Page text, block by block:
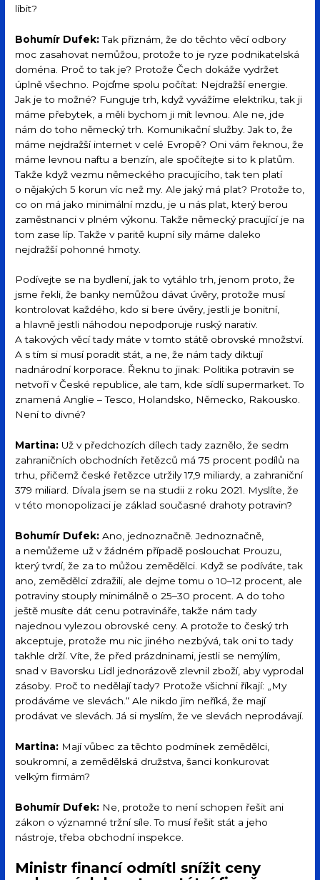
líbit?
Bohumír Dufek:Tak přiznám, že do těchto věcí odbory
moc zasahovat nemůžou, protože to je ryze podnikatelská
doména. Proč to tak je? Protože Čech dokáže vydržet
úplně všechno. Pojďme spolu počítat: Nejdražší energie.
Jak je to možné? Funguje trh, když vyvážíme elektriku, tak ji
máme přebytek, a měli bychom ji mít levnou. Ale ne, jde
nám do toho německý trh. Komunikační služby. Jak to, že
máme nejdražší internet v celé Evropě? Oni vám řeknou, že
máme levnou naftu a benzín, ale spočítejte si to k platům.
Takže když vezmu německého pracujícího, tak ten platí
o nějakých 5 korun víc než my. Ale jaký má plat? Protože to,
co on má jako minimální mzdu, je u nás plat, který berou
zaměstnanci v plném výkonu. Takže německý pracující je na
tom zase líp. Takže v paritě kupní síly máme daleko
nejdražší pohonné hmoty.
Podívejte se na bydlení, jak to vytáhlo trh, jenom proto, že
jsme řekli, že banky nemůžou dávat úvěry, protože musí
kontrolovat každého, kdo si bere úvěry, jestli je bonitní,
a hlavně jestli náhodou nepodporuje ruský narativ.
A takových věcí tady máte v tomto státě obrovské množství.
A s tím si musí poradit stát, a ne, že nám tady diktují
nadnárodní korporace. Řeknu to jinak: Politika potravin se
netvoří v České republice, ale tam, kde sídlí supermarket. To
znamená Anglie – Tesco, Holandsko, Německo, Rakousko.
Není to divné?
Martina: Už v předchozích dílech tady zaznělo, že sedm
zahraničních obchodních řetězců má 75 procent podílů na
trhu, přičemž české řetězce utržily 17,9 miliardy, a zahraniční
379 miliard. Dívala jsem se na studii z roku 2021. Myslíte, že
v této monopolizaci je základ současné drahoty potravin?
Bohumír Dufek: Ano, jednoznačně. Jednoznačně,
a nemůžeme už v žádném případě poslouchat Prouzu,
který tvrdí, že za to můžou zemědělci. Když se podíváte, tak
ano, zemědělci zdražili, ale dejme tomu o 10–12 procent, ale
potraviny stouply minimálně o 25–30 procent. A do toho
ještě musíte dát cenu potravináře, takže nám tady
najednou vylezou obrovské ceny. A protože to český trh
akceptuje, protože mu nic jiného nezbývá, tak oni to tady
takhle drží. Víte, že před prázdninami, jestli se nemýlím,
snad v Bavorsku Lidl jednorázově zlevnil zboží, aby vyprodal
zásoby. Proč to nedělají tady? Protože všichni říkají: „My
prodáváme ve slevách.“ Ale nikdo jim neříká, že mají
prodávat ve slevách. Já si myslím, že ve slevách neprodávají.
Martina: Mají vůbec za těchto podmínek zemědělci,
soukromní, a zemědělská družstva, šanci konkurovat
velkým firmám?
Bohumír Dufek: Ne, protože to není schopen řešit ani
zákon o významné tržní síle. To musí řešit stát a jeho
nástroje, třeba obchodní inspekce.
Ministr financí odmítl snížit ceny